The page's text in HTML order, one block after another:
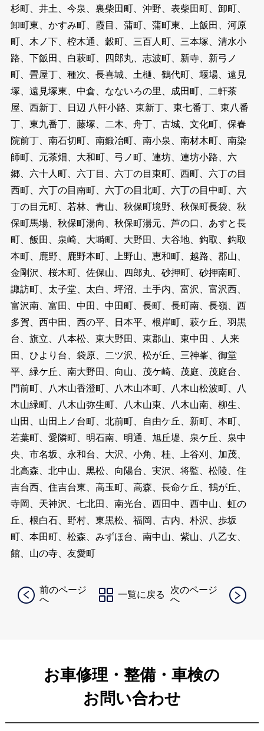
杉町、井土、今泉、裏柴田町、沖野、表柴田町、卸町、
卸町東、かすみ町、霞目、蒲町、蒲町東、上飯田、河原
町、木ノ下、椌木通、穀町、三百人町、三本塚、清水小
路、下飯田、白萩町、四郎丸、志波町、新寺、新弓ノ
町、畳屋丁、種次、長喜城、土樋、鶴代町、堰場、遠見
塚、遠見塚東、中倉、なないろの里、成田町、二軒茶
屋、西新丁、日辺 八軒小路、東新丁、東七番丁、東八番
丁、東九番丁、藤塚、二木、舟丁、古城、文化町、保春
院前丁、南石切町、南鍛冶町、南小泉、南材木町、南染
師町、元茶畑、大和町、弓ノ町、連坊、連坊小路、六
郷、六十人町、六丁目、六丁の目東町、西町、六丁の目
西町、六丁の目南町、六丁の目北町、六丁の目中町、六
丁の目元町、若林、青山、秋保町境野、秋保町長袋、秋
保町馬場、秋保町湯向、秋保町湯元、芦の口、あすと長
町、飯田、泉崎、大塒町、大野田、大谷地、鈎取、鈎取
本町、鹿野、鹿野本町、上野山、恵和町、越路、郡山、
金剛沢、桜木町、佐保山、四郎丸、砂押町、砂押南町、
諏訪町、太子堂、太白、坪沼、土手内、富沢、富沢西、
富沢南、富田、中田、中田町、長町、長町南、長嶺、西
多賀、西中田、西の平、日本平、根岸町、萩ケ丘、羽黒
台、旗立、八本松、東大野田、東郡山、東中田 、人来
田、ひより台、袋原、二ツ沢、松が丘、三神峯、御堂
平、緑ケ丘、南大野田、向山、茂ケ崎、茂庭、茂庭台、
門前町、八木山香澄町、八木山本町、八木山松波町、八
木山緑町、八木山弥生町、八木山東、八木山南、柳生、
山田、山田上ノ台町、北前町、自由ケ丘、新町、本町、
若葉町、愛隣町、明石南、明通、旭丘堤、泉ケ丘、泉中
央、市名坂、永和台、大沢、小角、桂、上谷刈、加茂、
北高森、北中山、黒松、向陽台、実沢、将監、松陵、住
吉台西、住吉台東、高玉町、高森、長命ケ丘、鶴が丘、
寺岡、天神沢、七北田、南光台、西田中、西中山、虹の
丘、根白石、野村、東黒松、福岡、古内、朴沢、歩坂
町、本田町、松森、みずほ台、南中山、紫山、八乙女、
館、山の寺、友愛町
前のページ
へ
一覧に戻る
次のページ
へ
お車修理・整備・車検の
お問い合わせ